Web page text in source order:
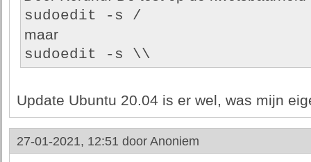
sudoedit -s /
maar
sudoedit -s \\
Update Ubuntu 20.04 is er wel, was mijn
27-01-2021, 12:51 door Anoniem